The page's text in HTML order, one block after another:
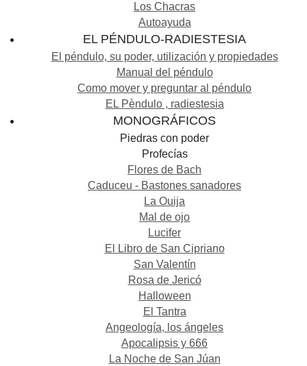
Los Chacras
Autoayuda
EL PÉNDULO-RADIESTESIA
El péndulo, su poder, utilización y propiedades
Manual del péndulo
Como mover y preguntar al péndulo
EL Pèndulo , radiestesia
MONOGRÁFICOS
Piedras con poder
Profecías
Flores de Bach
Caduceu - Bastones sanadores
La Ouija
Mal de ojo
Lucifer
El Libro de San Cipriano
San Valentín
Rosa de Jericó
Halloween
El Tantra
Angeología, los ángeles
Apocalipsis y 666
La Noche de San Júan